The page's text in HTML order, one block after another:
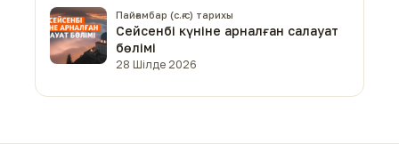
Пайғамбар (с.ғ.с) тарихы
Сейсенбі күніне арналған салауат
бөлімі
28 Шілде 2026